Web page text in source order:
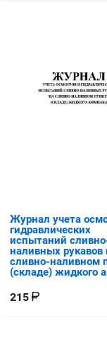
Журнал учета
гидравлических
испытаний
наливных рукавов
сливно-наливном
(складе) жидкого
215